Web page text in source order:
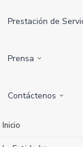
Prestación de
Prensa
Contáctenos
Inicio